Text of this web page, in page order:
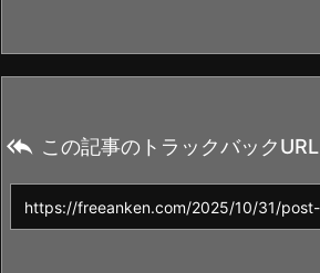
 この記事のトラックバックURL